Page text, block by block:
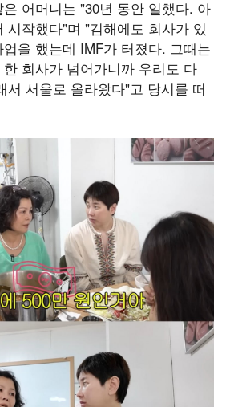
어머니는 "30년 동안 일했다. 아
시작했다"며 "김해에도 회사가 있
을 했는데 IMF가 터졌다. 그때는
회사가 넘어가니까 우리도 다
서 서울로 올라왔다"고 당시를 떠